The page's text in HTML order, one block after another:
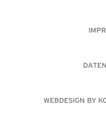
WEBDESIGN BY